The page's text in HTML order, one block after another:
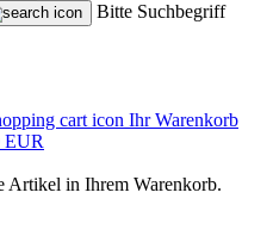
Bitte Suchbegriff
Ihr Warenkorb
EUR
Artikel in Ihrem Warenkorb.